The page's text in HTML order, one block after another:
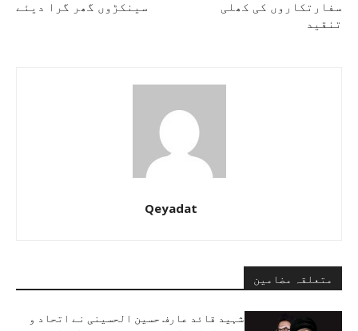
سینکڑوں گھر گرا دیئے
سفارتکاروں کی کھلی
تنقید
Qeyadat
متعلقہ مضامین
شہید قائد عارف حسین الحسینی نے اتحاد و